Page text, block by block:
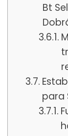
Bt
para